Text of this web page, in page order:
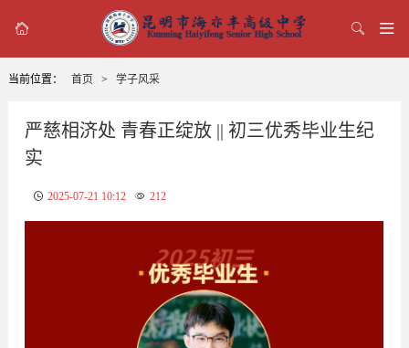
  
当前位置： 首页 > 学子风采
严慈相济处 青春正绽放 || 初三优秀毕业生纪
实
2025-07-21 10:12 212